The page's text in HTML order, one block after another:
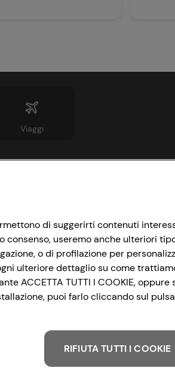
Viaggi
Le cooperative
News & Approfondimenti
Richiami prodotto
di suggerirti contenuti
useremo anche ulteriori
o di profilazione per
ulteriore dettaglio su come
ACCETTA TUTTI I COOKIE,
puoi farlo cliccando sul
RIFIUTA TUTTI I COOKIE